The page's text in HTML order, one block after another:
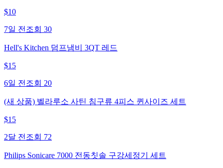
$10
7일 전 조회 30
Hell's Kitchen 덤프냄비 3QT 레드
$15
6일 전 조회 20
(새 상품) 벨라루소 사틴 침구류 4피스 퀸사이즈 세트
$15
2달 전 조회 72
Philips Sonicare 7000 전동칫솔 구강세정기 세트